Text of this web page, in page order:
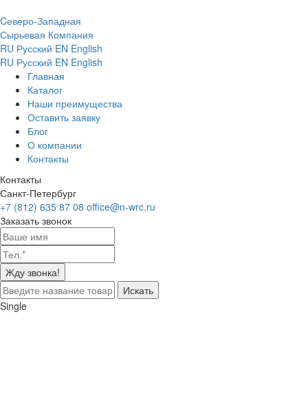
Cеверо-Западная
Сырьевая Компания
RU Русский EN English
RU Русский EN English
Главная
Каталог
Наши преимущества
Оставить заявку
Блог
О компании
Контакты
Контакты
Санкт-Петербург
+7 (812) 635 87 08 office@n-wrc.ru
Заказать звонок
Жду звонка!
Искать
Single